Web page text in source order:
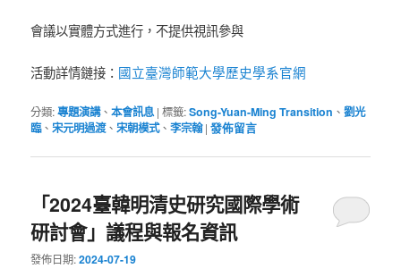
會議以實體方式進行，不提供視訊參與
活動詳情鏈接： 國立臺灣師範大學歷史學系官網
分類:專題演講、本會訊息 |標籤:Song-Yuan-Ming Transition 、劉光
臨、 宋元明過渡、 宋朝模式、李宗翰 |發佈留言
「2024臺韓明清史研究國際學術
研討會」議程與報名資訊
發佈日期:2024-07-19